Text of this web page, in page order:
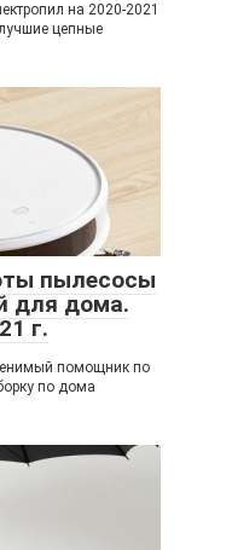
на 2020-2021
цепные
пылесосы
для дома.
г.
помощник по
по дома